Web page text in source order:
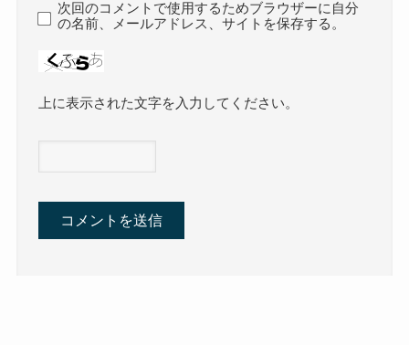
次回のコメントで使用するためブラウザーに自分
の名前、メールアドレス、サイトを保存する。
上に表示された文字を入力してください。